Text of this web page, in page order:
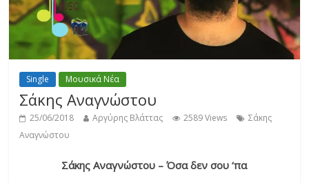
Single Μουσικά Νέα
Σάκης Αναγνώστου
25/06/2018 Αργύρης Βλάττας 2589 Views
Σάκης
Αναγνώστου
Σάκης Αναγνώστου – Όσα δεν σου ‘πα